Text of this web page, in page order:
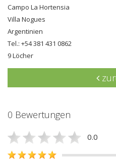
Campo La Hortensia
Villa Nogues
Argentinien
Tel.: +54 381 431 0862
9 Löcher
0 Bewertungen
0.0